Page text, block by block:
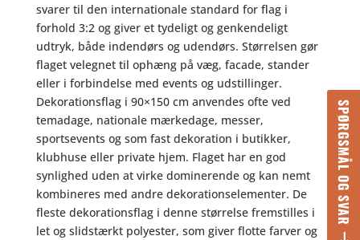
SPØRGSMÅL OG SVAR
svarer til den internationale standard for flag i
forhold 3:2 og giver et tydeligt og genkendeligt
udtryk, både indendørs og udendørs. Størrelsen gør
flaget velegnet til ophæng på væg, facade, stander
eller i forbindelse med events og udstillinger.
Dekorationsflag i 90×150 cm anvendes ofte ved
temadage, nationale mærkedage, messer,
sportsevents og som fast dekoration i butikker,
klubhuse eller private hjem. Flaget har en god
synlighed uden at virke dominerende og kan nemt
kombineres med andre dekorationselementer. De
fleste dekorationsflag i denne størrelse fremstilles i
let og slidstærkt polyester, som giver flotte farver og